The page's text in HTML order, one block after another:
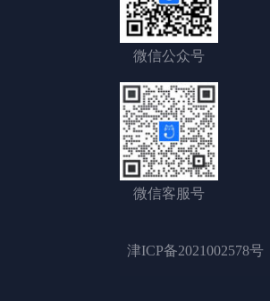
微信公众号
微信客服号
津ICP备2021002578号